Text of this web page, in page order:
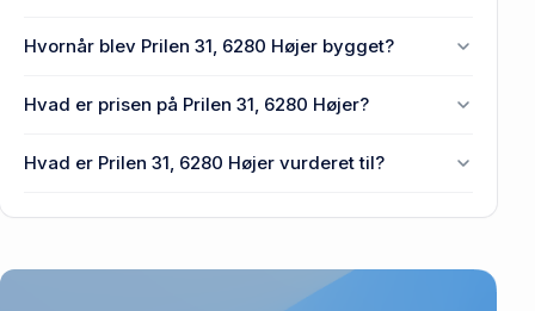
Hvornår blev Prilen 31, 6280 Højer bygget?
31, 6280 Højer.
Hvad er prisen på Prilen 31, 6280 Højer?
senest blev handlet i 2024.
Hvad er Prilen 31, 6280 Højer vurderet til?